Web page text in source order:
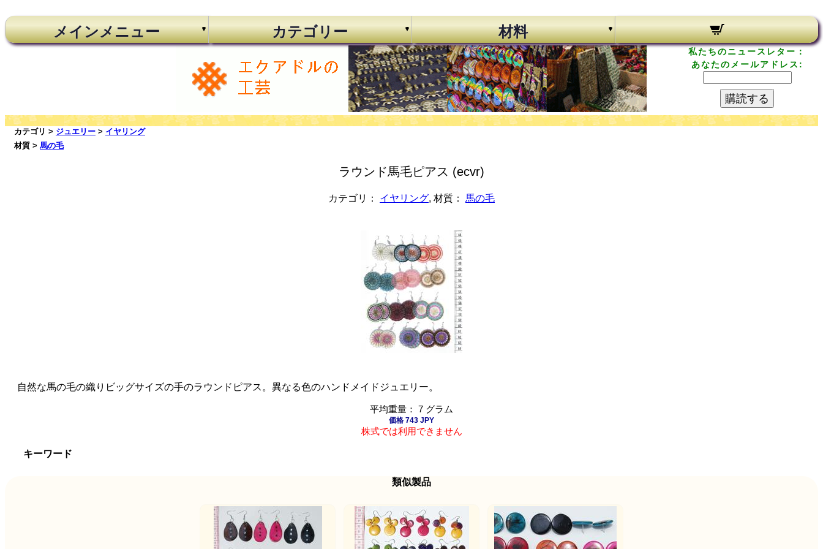
メインメニュー カテゴリー 材料
私たちのニュースレター：
あなたのメールアドレス:
購読する
カテゴリ > ジュエリー > イヤリング
材質 > 馬の毛
ラウンド馬毛ピアス (ecvr)
カテゴリ： イヤリング, 材質： 馬の毛
自然な馬の毛の織りビッグサイズの手のラウンドピアス。異なる色のハンドメイドジュエリー。
平均重量： 7 グラム
価格 743 JPY
株式では利用できません
キーワード
類似製品